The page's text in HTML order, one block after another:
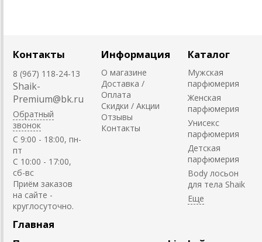
Контакты
8 (967) 118-24-13
Shaik-
Premium@bk.ru
Обратный
звонок
C 9:00 - 18:00, пн-
пт
С 10:00 - 17:00,
сб-вс
Приём заказов
на сайте -
круглосуточно.
Информация
О магазине
Доставка /
Оплата
Скидки / Акции
Отзывы
Контакты
Каталог
Мужская
парфюмерия
Женская
парфюмерия
Унисекс
парфюмерия
Детская
парфюмерия
Body лосьон
для тела Shaik
Главная